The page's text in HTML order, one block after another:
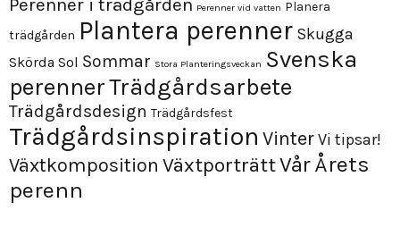
Perenner i trädgården Perenner vid vatten Planera
trädgården Plantera perenner Skugga
Skörda Sol Sommar Stora Planteringsveckan Svenska
perennerTrädgårdsarbete
Trädgårdsdesign Trädgårdsfest
Trädgårdsinspiration VinterVi tipsar!
Växtkomposition VäxtporträttVårÅrets
perenn